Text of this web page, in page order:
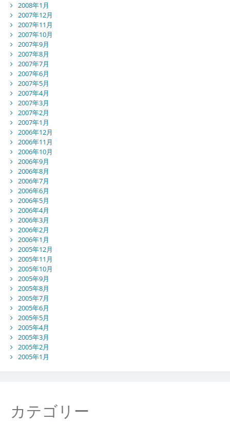
2008年1月
2007年12月
2007年11月
2007年10月
2007年9月
2007年8月
2007年7月
2007年6月
2007年5月
2007年4月
2007年3月
2007年2月
2007年1月
2006年12月
2006年11月
2006年10月
2006年9月
2006年8月
2006年7月
2006年6月
2006年5月
2006年4月
2006年3月
2006年2月
2006年1月
2005年12月
2005年11月
2005年10月
2005年9月
2005年8月
2005年7月
2005年6月
2005年5月
2005年4月
2005年3月
2005年2月
2005年1月
カテゴリー